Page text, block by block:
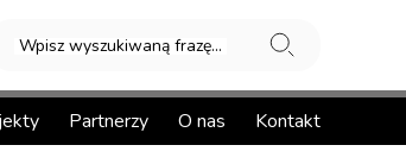
Wpisz wyszukiwaną frazę...
Partnerzy O nas Kontakt